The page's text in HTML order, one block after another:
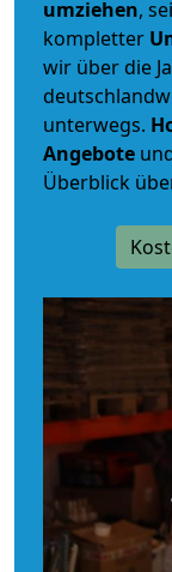
umziehen,
kompletter
wir über die
unterwegs.
Angebote
Überblick